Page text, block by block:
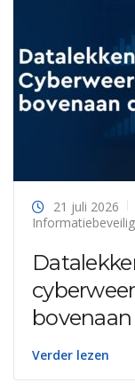
21 juli 2026
Verder lezen